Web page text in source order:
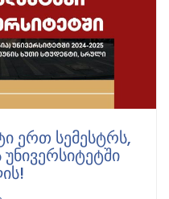
ᲔᲠᲗ ᲡᲔᲛᲔᲡᲢᲠᲡ,